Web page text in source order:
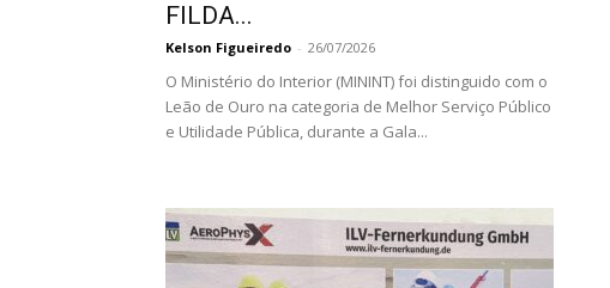
FILDA...
Kelson Figueiredo - 26/07/2026
O Ministério do Interior (MININT) foi distinguido com o
Leão de Ouro na categoria de Melhor Serviço Público
e Utilidade Pública, durante a Gala...